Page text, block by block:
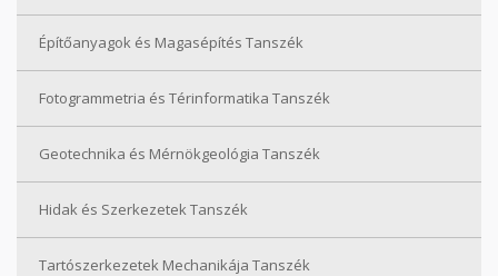
Építőanyagok és Magasépítés Tanszék
Fotogrammetria és Térinformatika Tanszék
Geotechnika és Mérnökgeológia Tanszék
Hidak és Szerkezetek Tanszék
Tartószerkezetek Mechanikája Tanszék